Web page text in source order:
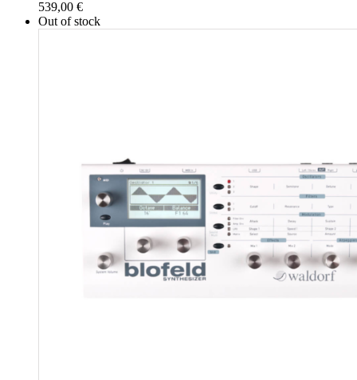
539,00 €
Out of stock